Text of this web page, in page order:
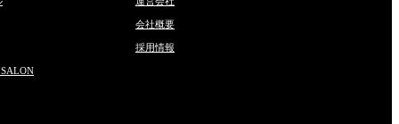
会社概要
採用情報